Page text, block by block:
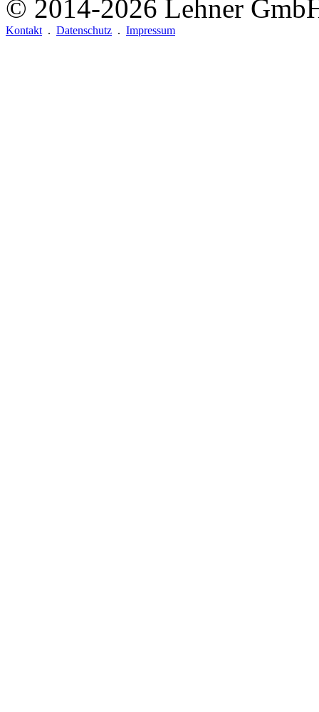
© 2014-2026 Lehner
Kontakt . Datenschutz . Impressum